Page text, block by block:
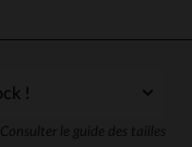
Consulter le guide des tailles